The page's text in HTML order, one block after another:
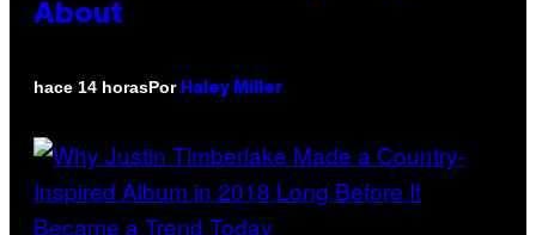
About
hace 14 horasPor Haley Miller